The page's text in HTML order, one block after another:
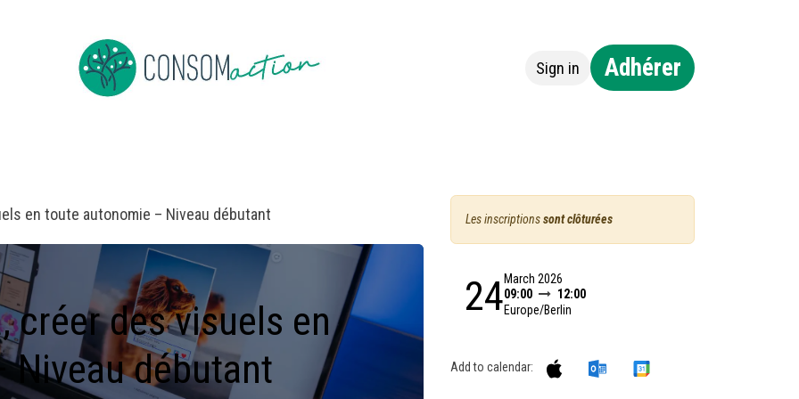
Sign in Adhérer
en toute autonomie – Niveau débutant
créer des visuels en
Niveau débutant
Les inscriptionssont clôturées
24March 2026
09:00
12:00
Europe/Berlin
Add to calendar: